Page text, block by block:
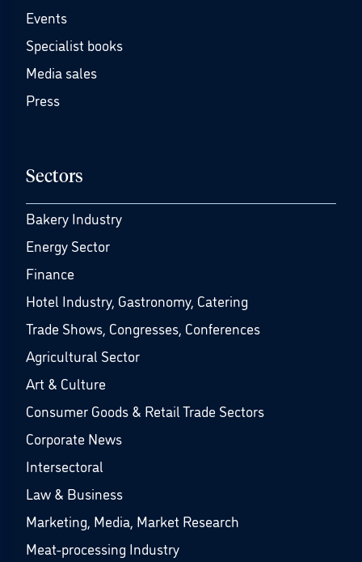
Events
Specialist books
Media sales
Press
Sectors
Bakery Industry
Energy Sector
Finance
Hotel Industry, Gastronomy, Catering
Trade Shows, Congresses, Conferences
Agricultural Sector
Art & Culture
Consumer Goods & Retail Trade Sectors
Corporate News
Intersectoral
Law & Business
Marketing, Media, Market Research
Meat-processing Industry